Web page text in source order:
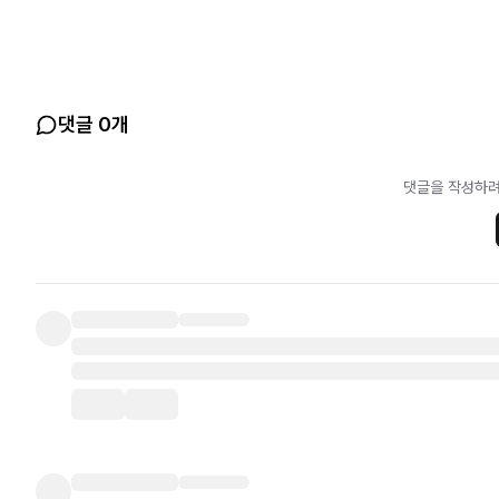
댓글 0개
댓글을 작성하